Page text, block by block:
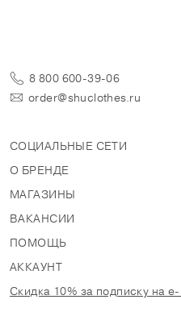
8 800 600-39-06
order@shuclothes.ru
СОЦИАЛЬНЫЕ СЕТИ
О БРЕНДЕ
МАГАЗИНЫ
ВАКАНСИИ
ПОМОЩЬ
АККАУНТ
Скидка 10% за подписку на